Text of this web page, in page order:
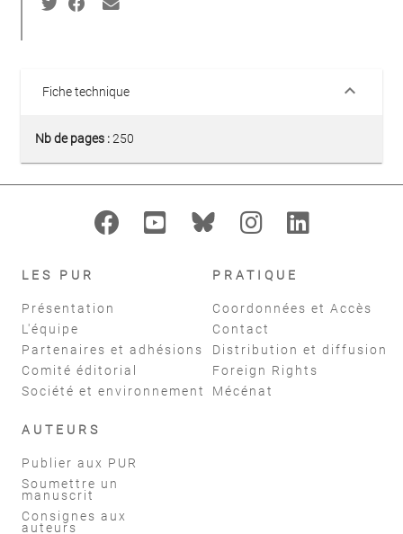
Fiche technique keyboard_arrow_down
Nb de pages :250
LES PUR
Présentation
L'équipe
Partenaires et adhésions
Comité éditorial
Société et environnement
PRATIQUE
Coordonnées et Accès
Contact
Distribution et diffusion
Foreign Rights
Mécénat
AUTEURS
Publier aux PUR
Soumettre un
manuscrit
Consignes aux
auteurs